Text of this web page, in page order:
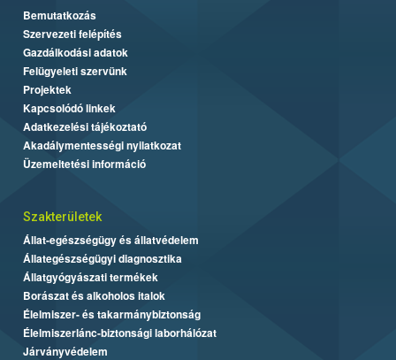
Bemutatkozás
Szervezeti felépítés
Gazdálkodási adatok
Felügyeleti szervünk
Projektek
Kapcsolódó linkek
Adatkezelési tájékoztató
Akadálymentességi nyilatkozat
Üzemeltetési információ
Szakterületek
Állat-egészségügy és állatvédelem
Állategészségügyi diagnosztika
Állatgyógyászati termékek
Borászat és alkoholos italok
Élelmiszer- és takarmánybiztonság
Élelmiszerlánc-biztonsági laborhálózat
Járványvédelem